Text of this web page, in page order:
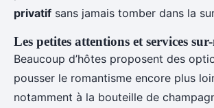
privatif sans jamais tomber dans la
Les petites attentions et services
Beaucoup d’hôtes proposent des
pousser le romantisme encore plus
notamment à la bouteille de